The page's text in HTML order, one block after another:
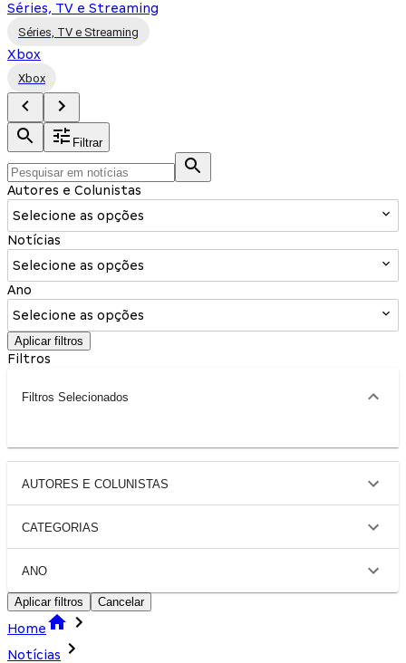
Séries, TV e Streaming
Séries, TV e Streaming
Xbox
Xbox
Filtrar
Autores e Colunistas
Selecione as opções
Notícias
Selecione as opções
Ano
Selecione as opções
Aplicar filtros
Filtros
Filtros Selecionados
AUTORES E COLUNISTAS
CATEGORIAS
ANO
Aplicar filtros Cancelar
Home
Notícias